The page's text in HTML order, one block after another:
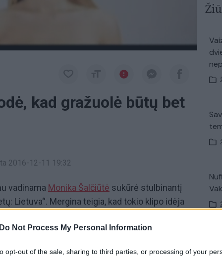
Do Not Process My Personal Information
opt-out of the sale, sharing to third parties, or processing of your
kad gražuolė būtų bet
2016-12-11 19:32
vadinama Monika Šalčiūtė sukūrė stulbinantį
Lietuva“. Mergina teigia, kad tokio klipo idėja
kūrėjai, tačiau apie lietuvaičių išvaizdos
nebuvo sukūręs. „Pamaniau, kad ir mes galime
ir štai – jau galite pasidžiaugti rezultatu“, -